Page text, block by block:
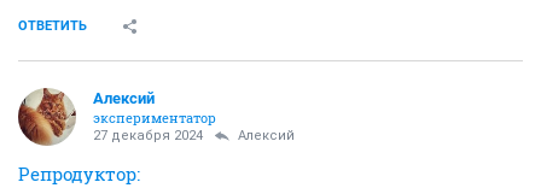
ОТВЕТИТЬ
Алексий
экспериментатор
27 декабря 2024 Алексий
Репродуктор: